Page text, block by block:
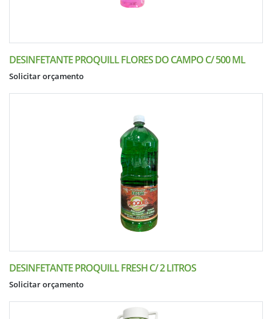
DESINFETANTE PROQUILL FLORES DO CAMPO C/ 500 ML
Solicitar orçamento
DESINFETANTE PROQUILL FRESH C/ 2 LITROS
Solicitar orçamento